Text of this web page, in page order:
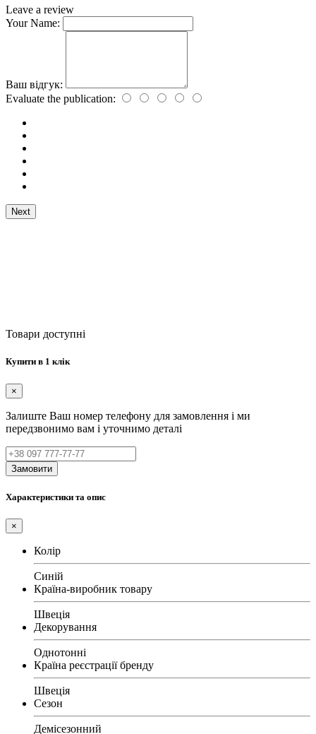
Leave a review
Your Name:
Ваш відгук:
Evaluate the publication:
Next
Товари доступні
Купити в 1 клік
×
Залиште Ваш номер телефону для замовлення і ми
передзвонимо вам і уточнимо деталі
Замовити
Характеристики та опис
×
Колір
Синій
Країна-виробник товару
Швеція
Декорування
Однотонні
Країна реєстрації бренду
Швеція
Сезон
Демісезонний